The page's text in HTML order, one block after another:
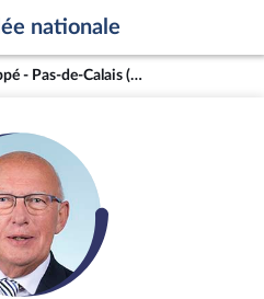
nationale
M. Thierry Frappé - Pas-de-Calais (10e circonscription)